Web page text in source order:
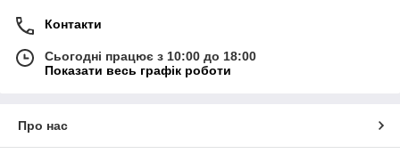
Контакти
Сьогодні працює з 10:00 до 18:00
Показати весь графік роботи
Про нас